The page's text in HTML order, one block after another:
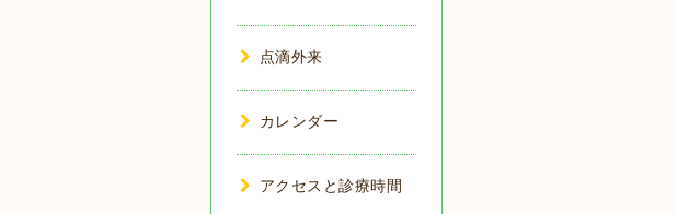
点滴外来
カレンダー
アクセスと診療時間